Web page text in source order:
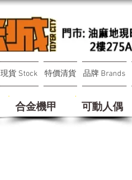
現貨 Stock 特價清貨 品牌 Brands
合金機甲 可動人偶